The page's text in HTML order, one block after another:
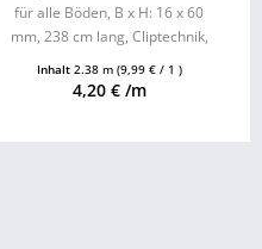
für alle Böden, B x H: 16 x 60
mm, 238 cm lang, Cliptechnik,
erhältlich
Inhalt 2.38 m (9,99 € / 1 )
4,20 € /m